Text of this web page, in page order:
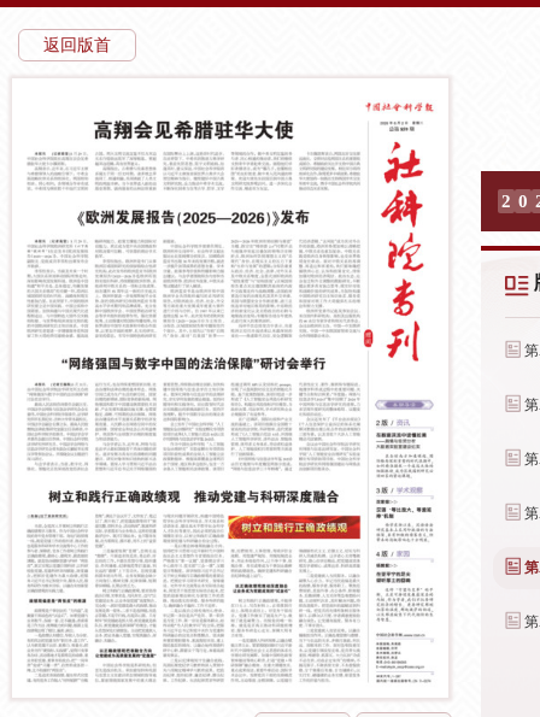
返回版首
2 0